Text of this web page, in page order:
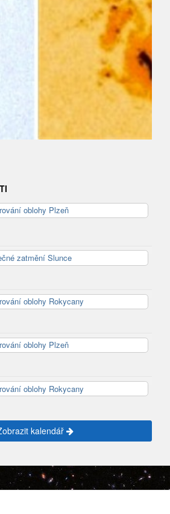
oblohy Plzeň
zatmění Slunce
oblohy Rokycany
oblohy Plzeň
oblohy Rokycany
kalendář